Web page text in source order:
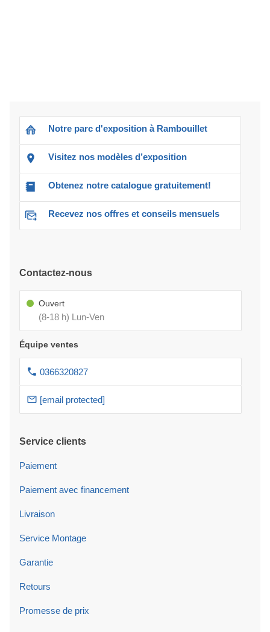
Notre parc d'exposition à Rambouillet
Visitez nos modèles d’exposition
Obtenez notre catalogue gratuitement!
Recevez nos offres et conseils mensuels
Contactez-nous
Ouvert
(8-18 h) Lun-Ven
Équipe ventes
0366320827
[email protected]
Service clients
Paiement
Paiement avec financement
Livraison
Service Montage
Garantie
Retours
Promesse de prix